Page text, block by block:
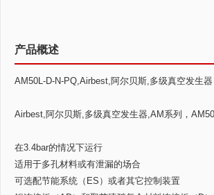
产品概述
AM50L-D-N-PQ,Airbest,阿尔贝斯,多级真空发生器
Airbest,阿尔贝斯,多级真空发生器,AM系列，
在3.4bar的情况下运行
适用于多孔材料或有泄漏的场合
可选配节能系统（ES）或者其它控制装置